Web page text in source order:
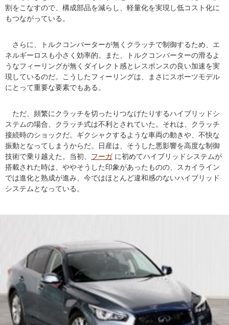
割をこなすので、構成部品を減らし、軽量化を実現し低コスト化に
もつながっている。
さらに、トルクコンバーターが無くクラッチで制御するため、エ
ネルギーロスも小さく効率的。また、トルクコンバーターの滑るよ
うなフィーリングが無くダイレクト感とレスポンスの良い加速を実
現しているのだ。こうしたフィーリングは、まさにスポーツモデル
にとって重要な要素でもある。
ただ、頻繁にクラッチを切ったりつなげたりするハイブリッドシ
ステムの場合、クラッチ式は不利とされていた。それは、クラッチ
接続時のショックだ。ギクシャクするような車両の動きや、不快な
振動となってしまうからだ。日産は、そうした悪影響を高度な制御
技術で乗り越えた。当初、 フーガに初めてハイブリッドシステムが
搭載された時は、ややそうした印象があったものの、スカイライン
では進化と熟成が進み、今ではほとんど違和感のないハイブリッド
システムとなっている。